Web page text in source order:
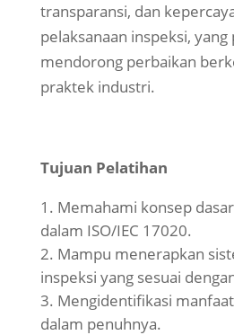
transparansi, dan
pelaksanaan inspeksi, yang
mendorong perbaikan
praktek industri.
Tujuan Pelatihan
Memahami konsep
dalam ISO/IEC 17020.
Mampu menerapkan
inspeksi yang sesuai
Mengidentifikasi
dalam penuhnya.